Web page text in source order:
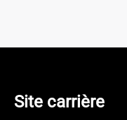
Site carrière